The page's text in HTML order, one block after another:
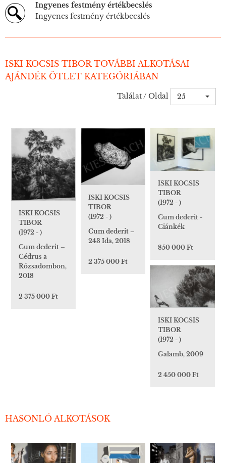
Ingyenes festmény értékbecslés
Ingyenes festmény értékbecslés
ISKI KOCSIS TIBOR TOVÁBBI ALKOTÁSAI
AJÁNDÉK ÖTLET KATEGÓRIÁBAN
Találat / Oldal 25
ISKI KOCSIS
TIBOR
(1972 - )
Cum dederit –
Cédrus a
Rózsadombon,
2018
2 375 000 Ft
ISKI KOCSIS
TIBOR
(1972 - )
Cum dederit –
243 Ida, 2018
2 375 000 Ft
ISKI KOCSIS
TIBOR
(1972 - )
Cum dederit -
Ciánkék
850 000 Ft
ISKI KOCSIS
TIBOR
(1972 - )
Galamb, 2009
2 450 000 Ft
HASONLÓ ALKOTÁSOK